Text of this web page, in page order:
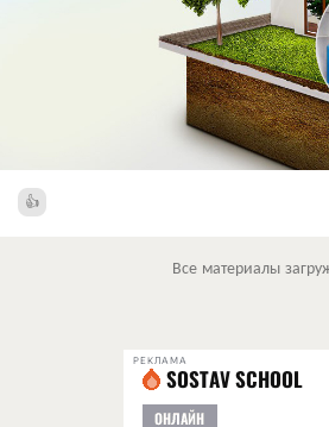
Все материалы
РЕКЛАМА